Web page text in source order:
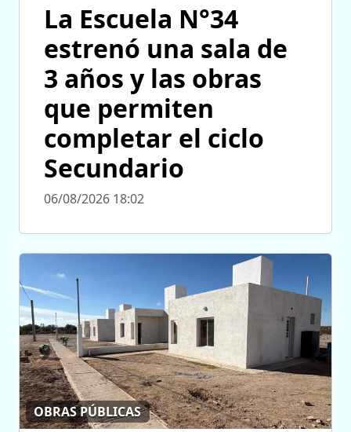
La Escuela N°34
estrenó una sala de
3 años y las obras
que permiten
completar el ciclo
Secundario
06/08/2026 18:02
OBRAS PÚBLICAS